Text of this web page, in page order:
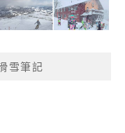
雪筆記